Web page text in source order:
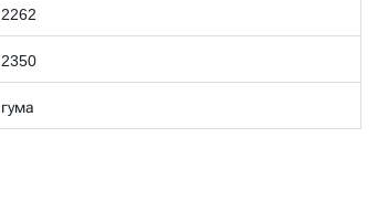
2262
2350
гума